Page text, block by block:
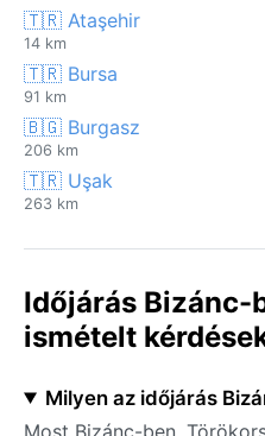
🇹🇷 Ataşehir
14 km
🇹🇷 Bursa
91 km
🇧🇬 Burgasz
206 km
🇹🇷 Uşak
263 km
Időjárás Bizánc-
ismételt
Milyen az időjárás
Most Bizánc-ben,